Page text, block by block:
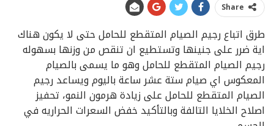
Share
طرق اتباع رجيم الصيام المتقطع للحامل حتى لا يكون هناك
اية ضرر على جنينها وتستطيع ان تنقص من وزنها بسهوله
رجيم الصيام المتقطع للحامل وهو ما يسمى بالصيام
المعكوس اي صيام ستة عشر ساعة باليوم ويساعد رجيم
الصيام المتقطع للحامل على زيادة هرمون النمو، تحفيز
اصلاح الخلايا التالفة وبالتأكيد خفض السعرات الحراريه في